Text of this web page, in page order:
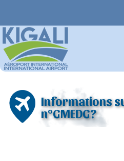
Informations
n°GMEDG?